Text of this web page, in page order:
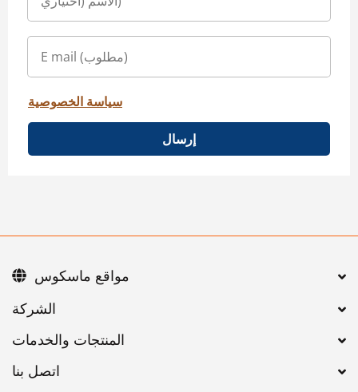
سياسة الخصوصية
إرسال
اتصل بنا
مواقع ماسكوس